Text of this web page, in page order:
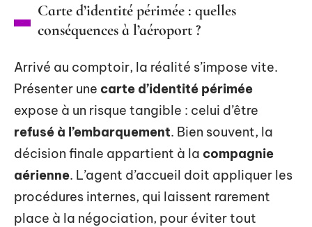
Carte d’identité périmée : quelles
conséquences à l’aéroport ?
Arrivé au comptoir, la réalité s’impose vite.
Présenter une carte d’identité périmée
expose à un risque tangible : celui d’être
refusé à l’embarquement. Bien souvent, la
décision finale appartient à la compagnie
aérienne. L’agent d’accueil doit appliquer les
procédures internes, qui laissent rarement
place à la négociation, pour éviter tout